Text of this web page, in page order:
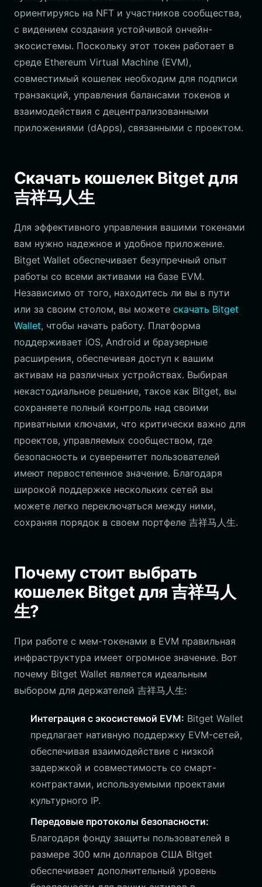
ориентируясь на NFT и участников сообщества,
с видением создания устойчивой ончейн-
экосистемы. Поскольку этот токен работает в
среде Ethereum Virtual Machine (EVM),
совместимый кошелек необходим для подписи
транзакций, управления балансами токенов и
взаимодействия с децентрализованными
приложениями (dApps), связанными с проектом.
Скачать кошелек Bitget для
吉祥马人生
Для эффективного управления вашими токенами
вам нужно надежное и удобное приложение.
Bitget Wallet обеспечивает безупречный опыт
работы со всеми активами на базе EVM.
Независимо от того, находитесь ли вы в пути
или за своим столом, вы можете скачать Bitget
Wallet, чтобы начать работу. Платформа
поддерживает iOS, Android и браузерные
расширения, обеспечивая доступ к вашим
активам на различных устройствах. Выбирая
некастодиальное решение, такое как Bitget, вы
сохраняете полный контроль над своими
приватными ключами, что критически важно для
проектов, управляемых сообществом, где
безопасность и суверенитет пользователей
имеют первостепенное значение. Благодаря
широкой поддержке нескольких сетей вы
можете легко переключаться между ними,
сохраняя порядок в своем портфеле 吉祥马人生.
Почему стоит выбрать
кошелек Bitget для 吉祥马人
生?
При работе с мем-токенами в EVM правильная
инфраструктура имеет огромное значение. Вот
почему Bitget Wallet является идеальным
выбором для держателей 吉祥马人生:
Интеграция с экосистемой EVM: Bitget Wallet
предлагает нативную поддержку EVM-сетей,
обеспечивая взаимодействие с низкой
задержкой и совместимость со смарт-
контрактами, используемыми проектами
культурного IP.
Передовые протоколы безопасности:
Благодаря фонду защиты пользователей в
размере 300 млн долларов США Bitget
обеспечивает дополнительный уровень